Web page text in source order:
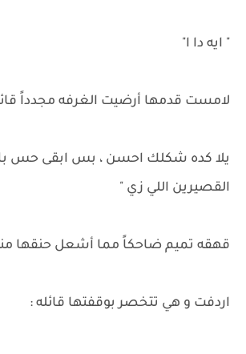
" ايه دا ا"
لامست قدمها أرضيت الغرفه مجدداً
يلا كده شكلك احسن ، بس ابقى حس
القصيرين اللي زي "
قهقه تميم ضاحكاً مما أشعل حنقها
اردفت و هي تتخصر بوقفتها قائله :